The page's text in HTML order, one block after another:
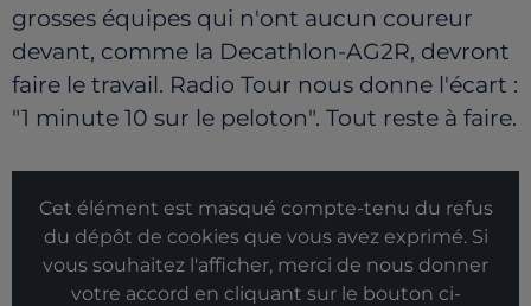
grosses équipes qui n'ont aucun coureur
devant, comme la Decathlon-AG2R, devront
faire le travail. Radio Tour nous donne l'écart :
"1 minute 10 sur le peloton". Tout reste à faire.
Cet élément est masqué compte-tenu du refus
du dépôt de cookies que vous avez exprimé. Si
vous souhaitez l'afficher, merci de nous donner
votre accord en cliquant sur le bouton ci-